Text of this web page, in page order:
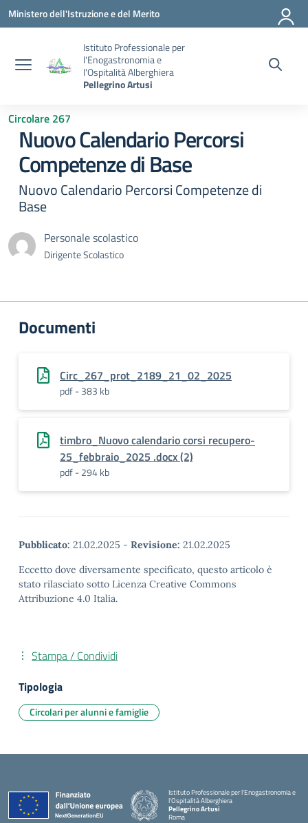
Vai ai contenuti
Vai al menu di navigazione
Vai al footer
Ministero dell'Istruzione e del Merito
Istituto Professionale per
l'Enogastronomia e
l'Ospitalità Alberghiera
Pellegrino Artusi
Circolare 267
Nuovo Calendario Percorsi
Competenze di Base
Nuovo Calendario Percorsi Competenze di
Base
Personale scolastico
Dirigente Scolastico
Documenti
Circ_267_prot_2189_21_02_2025
pdf - 383 kb
timbro_Nuovo calendario corsi recupero-
25_febbraio_2025 .docx (2)
pdf - 294 kb
Pubblicato: 21.02.2025 - Revisione: 21.02.2025
Eccetto dove diversamente specificato, questo articolo è
stato rilasciato sotto Licenza Creative Commons
Attribuzione 4.0 Italia.
Stampa / Condividi
Tipologia
Circolari per alunni e famiglie
Istituto Professionale per l'Enogastronomia e
l'Ospitalità Alberghiera
Pellegrino Artusi
Roma